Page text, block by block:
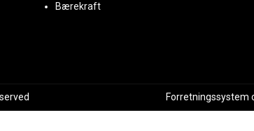
Bærekraft
Forretningssystem